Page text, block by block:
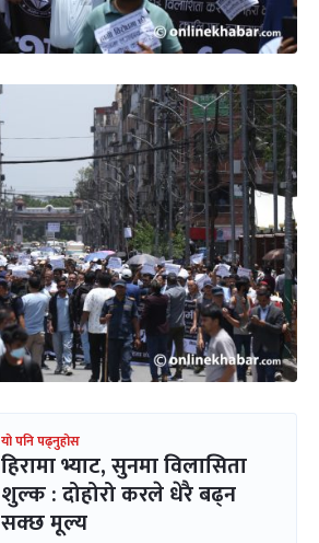
यो पनि पढ्नुहोस
हिरामा भ्याट, सुनमा विलासिता
शुल्क : दोहोरो करले धेरै बढ्न
सक्छ मूल्य